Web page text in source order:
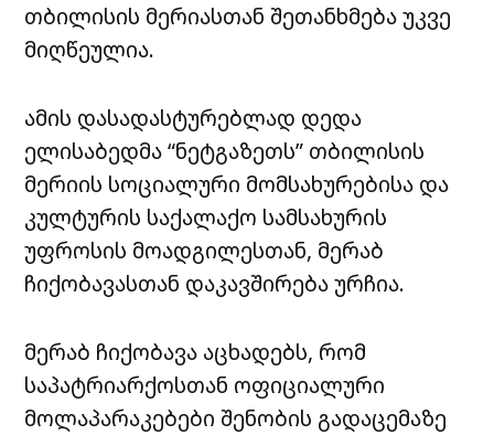
თბილისის მერიასთან შეთანხმება უკვე
მიღწეულია.
ამის დასადასტურებლად დედა
ელისაბედმა “ნეტგაზეთს” თბილისის
მერიის სოციალური მომსახურებისა და
კულტურის საქალაქო სამსახურის
უფროსის მოადგილესთან, მერაბ
ჩიქობავასთან დაკავშირება ურჩია.
მერაბ ჩიქობავა აცხადებს, რომ
საპატრიარქოსთან ოფიციალური
მოლაპარაკებები შენობის გადაცემაზე